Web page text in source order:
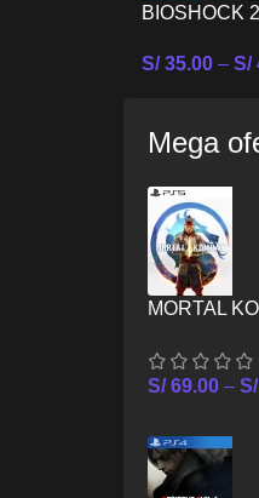
BIOSHOCK 2
NINTENDO
S/35.00 – S/
Mega
MORTAL
S/69.00 – S/